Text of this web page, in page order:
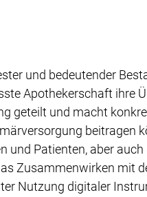
und bedeutender
Apothekerschaft ihre
geteilt und macht
beitragen
und Patienten, aber
Zusammenwirken mit
Nutzung digitaler